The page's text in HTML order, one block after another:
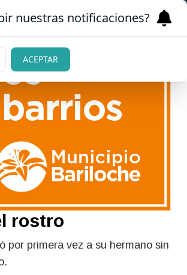
mostró por
a Cruz, su
recién nacido, sin
rostro
por primera vez a su hermano sin
nuestras notificaciones?
ACEPTAR